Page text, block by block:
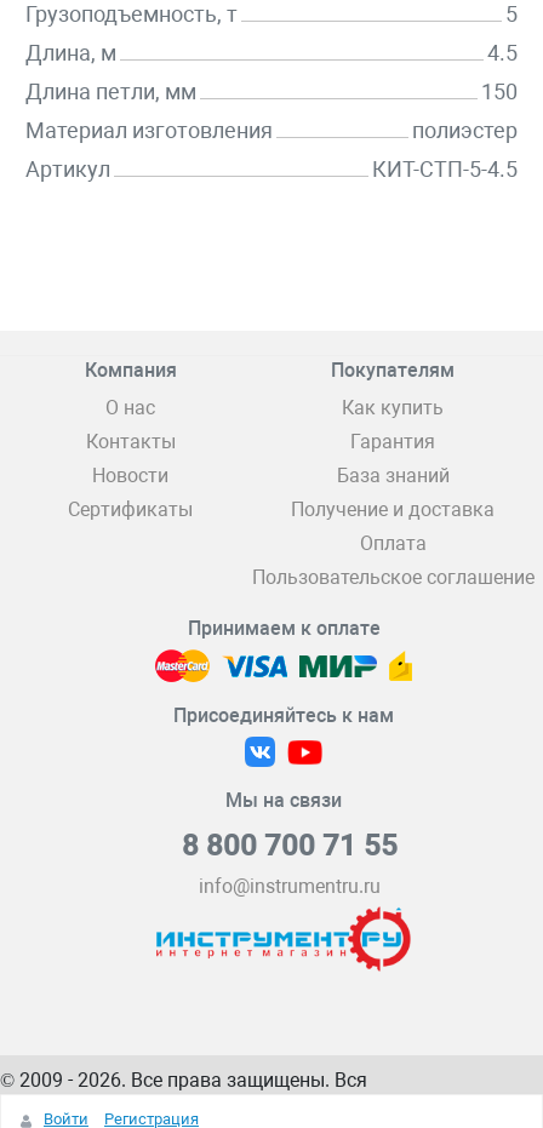
Грузоподъемность, т
5
Длина, м
4.5
Длина петли, мм
150
Материал изготовления
полиэстер
Артикул
КИТ-СТП-5-4.5
Компания
О нас
Контакты
Новости
Сертификаты
Покупателям
Как купить
Гарантия
База знаний
Получение и доставка
Оплата
Пользовательское соглашение
Принимаем к оплате
Присоединяйтесь к нам
Мы на связи
8 800 700 71 55
info@instrumentru.ru
© 2009 - 2026. Все права защищены. Вся
информация на сайте – собственность
Войти Регистрация